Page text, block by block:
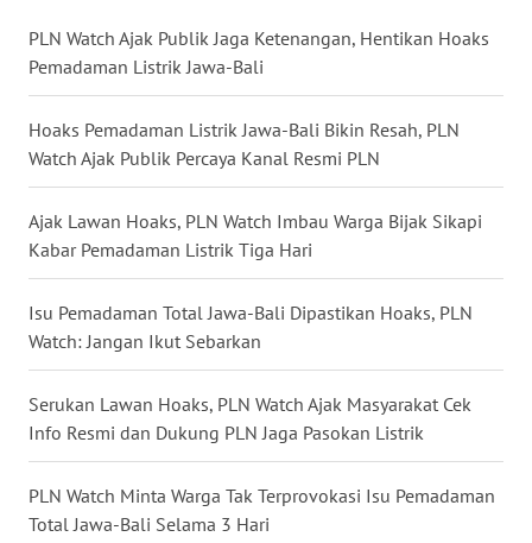
PLN Watch Ajak Publik Jaga Ketenangan, Hentikan Hoaks
Pemadaman Listrik Jawa-Bali
Hoaks Pemadaman Listrik Jawa-Bali Bikin Resah, PLN
Watch Ajak Publik Percaya Kanal Resmi PLN
Ajak Lawan Hoaks, PLN Watch Imbau Warga Bijak Sikapi
Kabar Pemadaman Listrik Tiga Hari
Isu Pemadaman Total Jawa-Bali Dipastikan Hoaks, PLN
Watch: Jangan Ikut Sebarkan
Serukan Lawan Hoaks, PLN Watch Ajak Masyarakat Cek
Info Resmi dan Dukung PLN Jaga Pasokan Listrik
PLN Watch Minta Warga Tak Terprovokasi Isu Pemadaman
Total Jawa-Bali Selama 3 Hari
PRIANGAN
TIMUR
WN
SEMARANG
WN
SOLO
WN
BOROBUDUR
WN
WN